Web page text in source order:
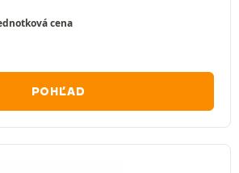
cena
POHĽAD